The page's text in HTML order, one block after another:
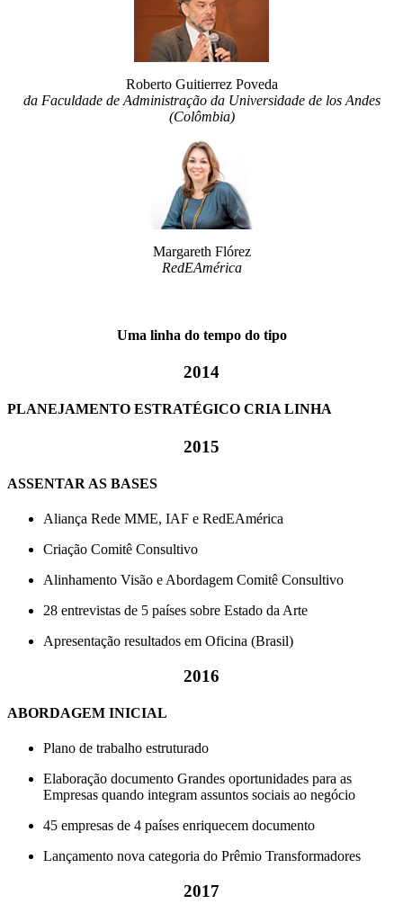
Roberto Guitierrez Poveda
da Faculdade de Administração da Universidade de los Andes
(Colômbia)
Margareth Flórez
RedEAmérica
Uma linha do tempo do tipo
2014
PLANEJAMENTO ESTRATÉGICO CRIA LINHA
2015
ASSENTAR AS BASES
Aliança Rede MME, IAF e RedEAmérica
Criação Comitê Consultivo
Alinhamento Visão e Abordagem Comitê Consultivo
28 entrevistas de 5 países sobre Estado da Arte
Apresentação resultados em Oficina (Brasil)
2016
ABORDAGEM INICIAL
Plano de trabalho estruturado
Elaboração documento Grandes oportunidades para as
Empresas quando integram assuntos sociais ao negócio
45 empresas de 4 países enriquecem documento
Lançamento nova categoria do Prêmio Transformadores
2017